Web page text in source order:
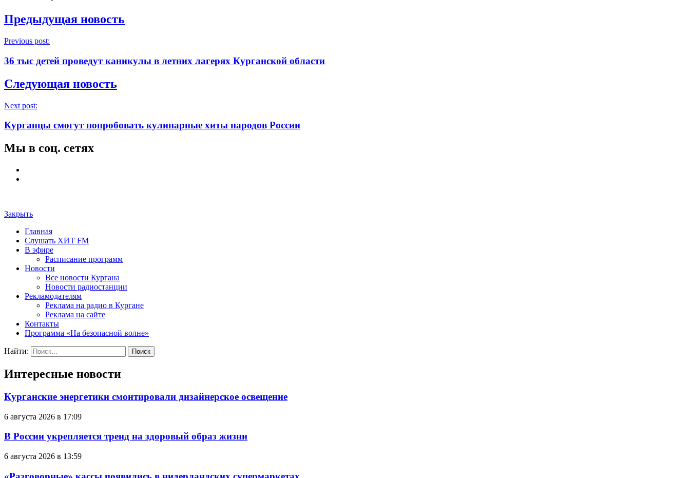
Предыдущая новость
Previous post:
36 тыс детей проведут каникулы в летних лагерях Курганской области
Следующая новость
Next post:
Курганцы смогут попробовать кулинарные хиты народов России
Мы в соц. сетях
Закрыть
Главная
Слушать ХИТ FM
В эфире
Расписание программ
Новости
Все новости Кургана
Новости радиостанции
Рекламодателям
Реклама на радио в Кургане
Реклама на сайте
Контакты
Программа «На безопасной волне»
Найти:
Интересные новости
Курганские энергетики смонтировали дизайнерское освещение
6 августа 2026 в 17:09
В России укрепляется тренд на здоровый образ жизни
6 августа 2026 в 13:59